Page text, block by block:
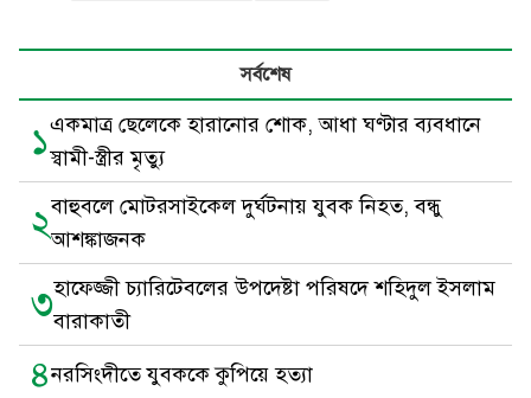
সর্বশেষ
১একমাত্র ছেলেকে হারানোর শোক, আধা ঘণ্টার ব্যবধানে
স্বামী-স্ত্রীর মৃত্যু
২বাহুবলে মোটরসাইকেল দুর্ঘটনায় যুবক নিহত, বন্ধু
আশঙ্কাজনক
৩হাফেজ্জী চ্যারিটেবলের উপদেষ্টা পরিষদে শহিদুল ইসলাম
বারাকাতী
৪নরসিংদীতে যুবককে কুপিয়ে হত্যা